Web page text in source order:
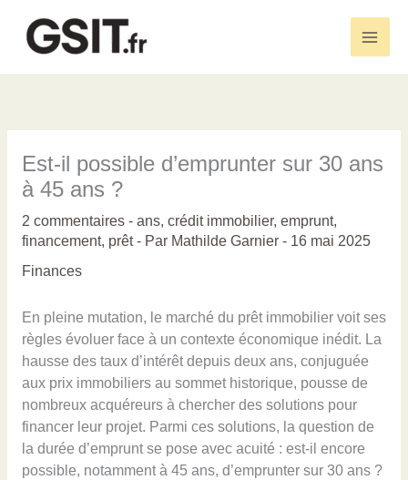
contenu
Main
Est-il possible d’emprunter sur 30 ans
à 45 ans ?
2 commentaires - ans, crédit immobilier, emprunt,
financement, prêt- Par Mathilde Garnier - 16 mai 2025
Finances
En pleine mutation, le marché du prêt immobilier voit ses
règles évoluer face à un contexte économique inédit. La
hausse des taux d’intérêt depuis deux ans, conjuguée
aux prix immobiliers au sommet historique, pousse de
nombreux acquéreurs à chercher des solutions pour
financer leur projet. Parmi ces solutions, la question de
la durée d’emprunt se pose avec acuité : est-il encore
possible, notamment à 45 ans, d’emprunter sur 30 ans ?